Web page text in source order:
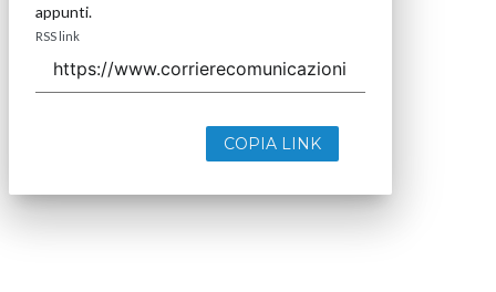
appunti.
RSS link
COPIA LINK